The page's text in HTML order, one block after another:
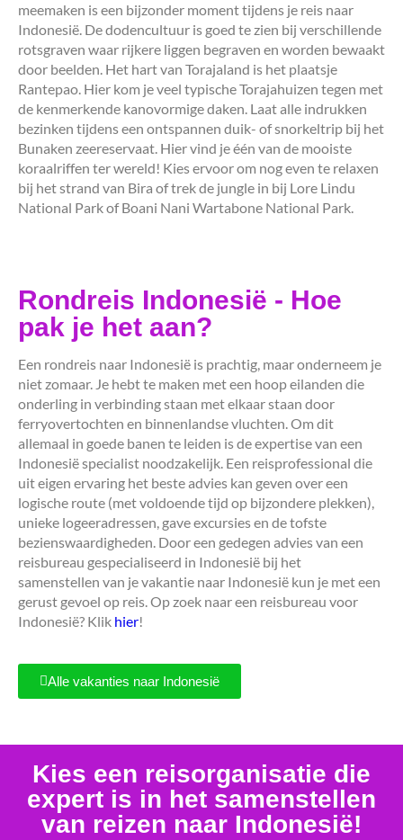
meemaken is een bijzonder moment tijdens je reis naar
Indonesië. De dodencultuur is goed te zien bij verschillende
rotsgraven waar rijkere liggen begraven en worden bewaakt
door beelden. Het hart van Torajaland is het plaatsje
Rantepao. Hier kom je veel typische Torajahuizen tegen met
de kenmerkende kanovormige daken. Laat alle indrukken
bezinken tijdens een ontspannen duik- of snorkeltrip bij het
Bunaken zeereservaat. Hier vind je één van de mooiste
koraalriffen ter wereld! Kies ervoor om nog even te relaxen
bij het strand van Bira of trek de jungle in bij Lore Lindu
National Park of Boani Nani Wartabone National Park.
Rondreis Indonesië - Hoe
pak je het aan?
Een rondreis naar Indonesië is prachtig, maar onderneem je
niet zomaar. Je hebt te maken met een hoop eilanden die
onderling in verbinding staan met elkaar staan door
ferryovertochten en binnenlandse vluchten. Om dit
allemaal in goede banen te leiden is de expertise van een
Indonesië specialist noodzakelijk. Een reisprofessional die
uit eigen ervaring het beste advies kan geven over een
logische route (met voldoende tijd op bijzondere plekken),
unieke logeeradressen, gave excursies en de tofste
bezienswaardigheden. Door een gedegen advies van een
reisbureau gespecialiseerd in Indonesië bij het
samenstellen van je vakantie naar Indonesië kun je met een
gerust gevoel op reis. Op zoek naar een reisbureau voor
Indonesië? Klik hier!
Alle vakanties naar Indonesië
Kies een reisorganisatie die
expert is in het samenstellen
van reizen naar Indonesië!